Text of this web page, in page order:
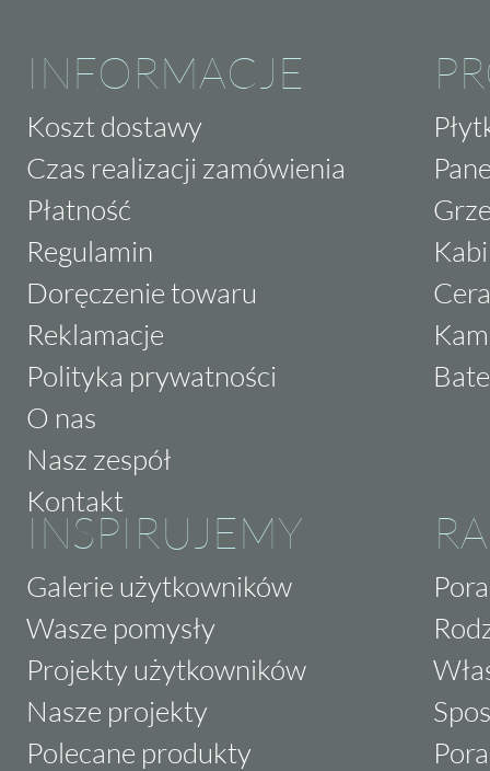
INFORMACJE
Koszt dostawy
Czas realizacji zamówienia
Płatność
Regulamin
Doręczenie towaru
Reklamacje
Polityka prywatności
O nas
Nasz zespół
Kontakt
INSPIRUJEMY
Galerie użytkowników
Wasze pomysły
Projekty użytkowników
Nasze projekty
Polecane produkty